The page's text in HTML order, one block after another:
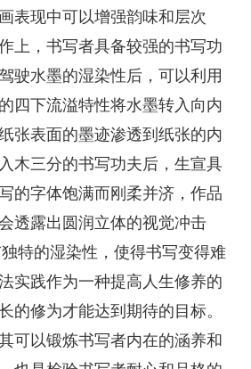
表现中可以增强韵味和层次
上，书写者具备较强的书写功
驶水墨的湿染性后，可以利用
四下流溢特性将水墨转入向内
张表面的墨迹渗透到纸张的内
木三分的书写功夫后，生宣具
的字体饱满而刚柔并济，作品
透露出圆润立体的视觉冲击
特的湿染性，使得书写变得难
实践作为一种提高人生修养的
的修为才能达到期待的目标。
可以锻炼书写者内在的涵养和